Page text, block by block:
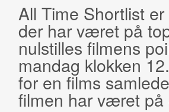
All Time Shortlist
der har været på
nulstilles filmens
mandag klokken
for en films
filmen har været på